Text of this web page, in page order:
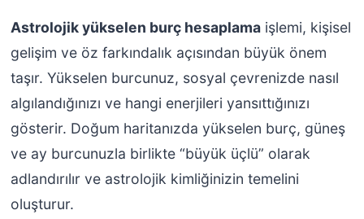
Astrolojik yükselen burç hesaplamaişlemi, kişisel
gelişim ve öz farkındalık açısından büyük önem
taşır. Yükselen burcunuz, sosyal çevrenizde nasıl
algılandığınızı ve hangi enerjileri yansıttığınızı
gösterir. Doğum haritanızda yükselen burç, güneş
ve ay burcunuzla birlikte “büyük üçlü” olarak
adlandırılır ve astrolojik kimliğinizin temelini
oluşturur.